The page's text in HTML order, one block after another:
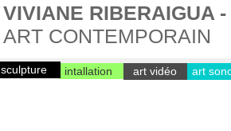
art
sculpture intallation
VIVIANE
ART CONTEMPORAIN
art vidéo